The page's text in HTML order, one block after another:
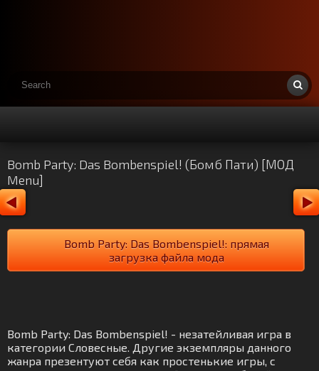
Bomb Party: Das Bombenspiel! (Бомб Пати) [МОД
Menu]
Bomb Party: Das Bombenspiel!: прямая
загрузка файла мода
Bomb Party: Das Bombenspiel! - незатейливая игра в
категории Словесные. Другие экземпляры данного
жанра презентуют себя как простенькие игры, с